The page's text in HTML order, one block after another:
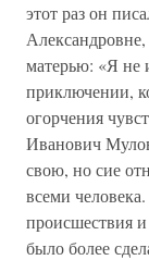
этот раз он
матерью: «Я не
приключении,
огорчения
Иванович
свою, но сие
всеми
происшествия
было более